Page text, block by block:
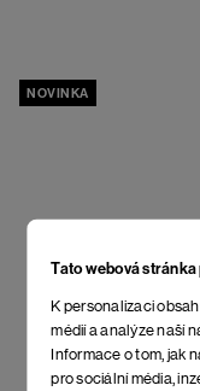
Tato webová
K personalizaci
médií a analýze naší
Informace o tom, jak
pro sociální média,
NOVINKA